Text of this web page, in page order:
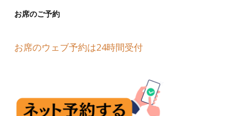
お席のご予約
お席のウェブ予約は24時間受付